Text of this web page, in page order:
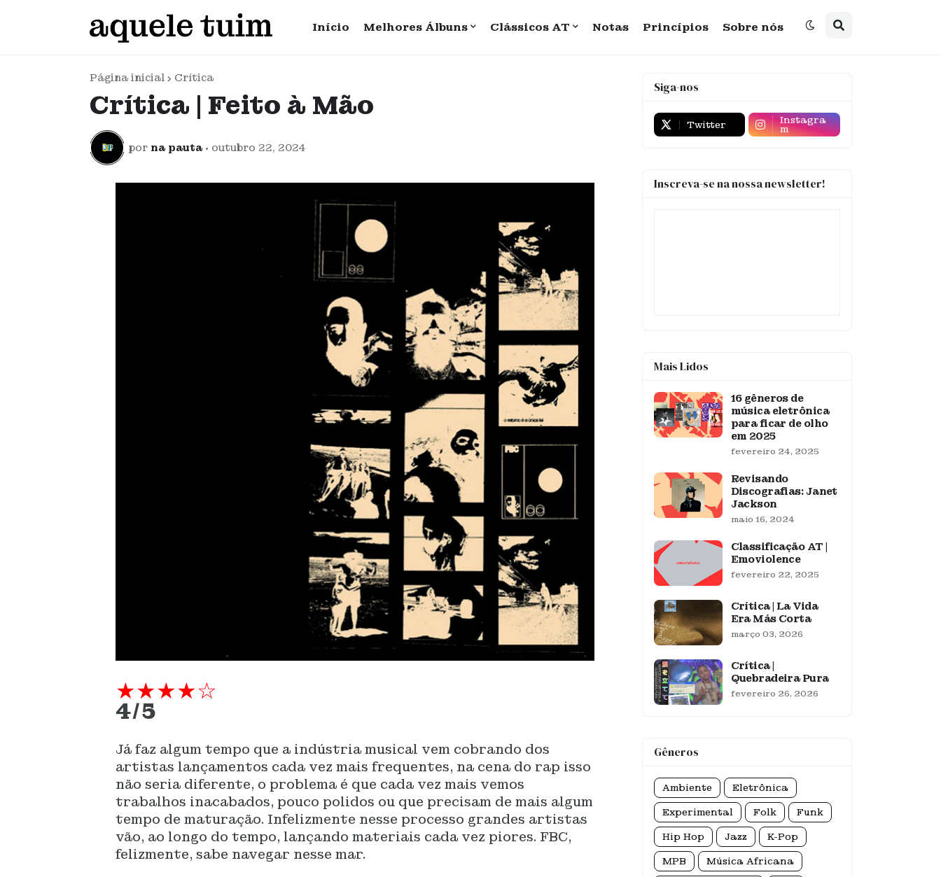
Início Melhores Álbuns Clássicos AT Notas Princípios Sobre nós
Página inicial Crítica
Crítica | Feito à Mão
por na pauta • outubro 22, 2024
★★★★☆
4/5
Já faz algum tempo que a indústria musical vem cobrando dos
artistas lançamentos cada vez mais frequentes, na cena do rap isso
não seria diferente, o problema é que cada vez mais vemos
trabalhos inacabados, pouco polidos ou que precisam de mais algum
tempo de maturação. Infelizmente nesse processo grandes artistas
vão, ao longo do tempo, lançando materiais cada vez piores. FBC,
felizmente, sabe navegar nesse mar.
Siga-nos
Twitter Instagra
m
Inscreva-se na nossa newsletter!
Mais Lidos
16 gêneros de
música eletrônica
para ficar de olho
em 2025
fevereiro 24, 2025
Revisando
Discografias: Janet
Jackson
maio 16, 2024
Classificação AT |
Emoviolence
fevereiro 22, 2025
Crítica | La Vida
Era Más Corta
março 03, 2026
Crítica |
Quebradeira Pura
fevereiro 26, 2026
Gêneros
Ambiente Eletrônica
Experimental Folk Funk
Hip Hop Jazz K-Pop
MPB Música Africana